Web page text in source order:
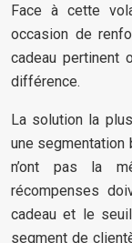
Face à cette
occasion de
cadeau pertinent
différence.
La solution la
une segmentation
n’ont pas la
récompenses
cadeau et le
segment de